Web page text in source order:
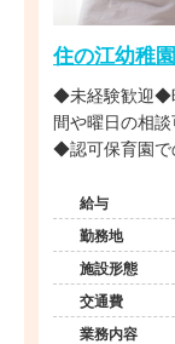
住の江幼稚
◆未経験歓迎◆
間や曜日の相
◆認可保育園で
給与
勤務地
施設形態
交通費
業務内容